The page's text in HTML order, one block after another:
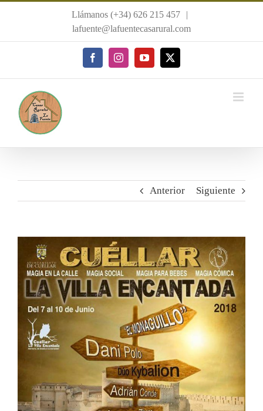
Llámanos (+34) 626 215 457
|
lafuente@lafuentecasarural.com
FacebookInstagramYouTube
X
Anterior Siguiente